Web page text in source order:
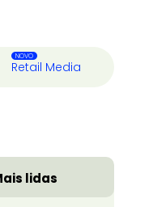
Retail Media
lidas